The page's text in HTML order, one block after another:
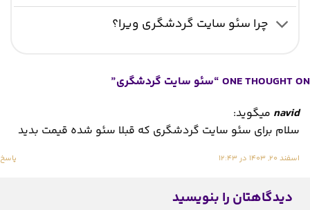
چرا سئو سایت گردشگری ویرا؟
ONE THOUGHT ON “ سئو سایت گردشگری”
navid میگوید:
سلام برای سئو سایت گردشگری که قبلا سئو شده قیمت بدید
اسفند ۲۰, ۱۴۰۳ در ۱۲:۴۳ پاسخ
دیدگاهتان را بنویسید